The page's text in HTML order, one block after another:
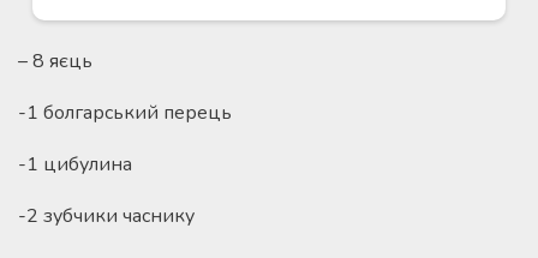
– 8 яєць
-1 болгарський перець
-1 цибулина
-2 зубчики часнику